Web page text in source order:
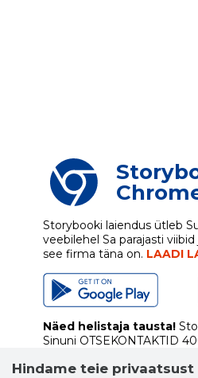
Storybooki laiendus ütleb
veebilehel Sa parajasti
see firma täna on. LAADI
Näed helistaja tausta!
Sinuni OTSEKONTAKTID
Andmed on rikastatud
Hindame teie privaatsust